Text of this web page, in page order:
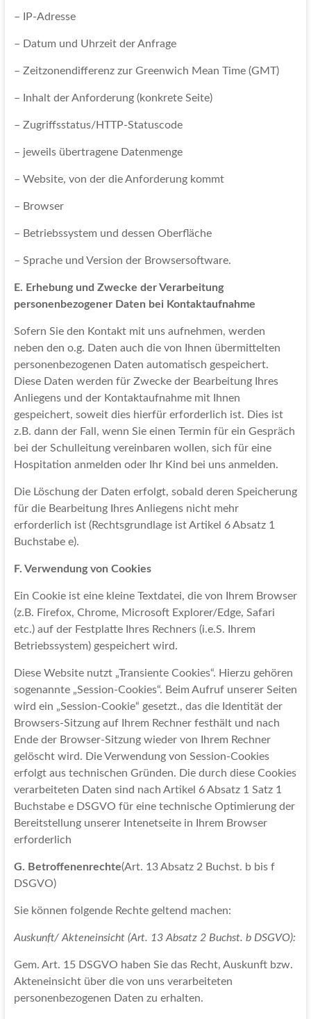
– IP-Adresse
– Datum und Uhrzeit der Anfrage
– Zeitzonendifferenz zur Greenwich Mean Time (GMT)
– Inhalt der Anforderung (konkrete Seite)
– Zugriffsstatus/HTTP-Statuscode
– jeweils übertragene Datenmenge
– Website, von der die Anforderung kommt
– Browser
– Betriebssystem und dessen Oberfläche
– Sprache und Version der Browsersoftware.
E. Erhebung und Zwecke der Verarbeitung
personenbezogener Daten bei Kontaktaufnahme
Sofern Sie den Kontakt mit uns aufnehmen, werden
neben den o.g. Daten auch die von Ihnen übermittelten
personenbezogenen Daten automatisch gespeichert.
Diese Daten werden für Zwecke der Bearbeitung Ihres
Anliegens und der Kontaktaufnahme mit Ihnen
gespeichert, soweit dies hierfür erforderlich ist. Dies ist
z.B. dann der Fall, wenn Sie einen Termin für ein Gespräch
bei der Schulleitung vereinbaren wollen, sich für eine
Hospitation anmelden oder Ihr Kind bei uns anmelden.
Die Löschung der Daten erfolgt, sobald deren Speicherung
für die Bearbeitung Ihres Anliegens nicht mehr
erforderlich ist (Rechtsgrundlage ist Artikel 6 Absatz 1
Buchstabe e).
F. Verwendung von Cookies
Ein Cookie ist eine kleine Textdatei, die von Ihrem Browser
(z.B. Firefox, Chrome, Microsoft Explorer/Edge, Safari
etc.) auf der Festplatte Ihres Rechners (i.e.S. Ihrem
Betriebssystem) gespeichert wird.
Diese Website nutzt „Transiente Cookies“. Hierzu gehören
sogenannte „Session-Cookies“. Beim Aufruf unserer Seiten
wird ein „Session-Cookie“ gesetzt., das die Identität der
Browsers-Sitzung auf Ihrem Rechner festhält und nach
Ende der Browser-Sitzung wieder von Ihrem Rechner
gelöscht wird. Die Verwendung von Session-Cookies
erfolgt aus technischen Gründen. Die durch diese Cookies
verarbeiteten Daten sind nach Artikel 6 Absatz 1 Satz 1
Buchstabe e DSGVO für eine technische Optimierung der
Bereitstellung unserer Intenetseite in Ihrem Browser
erforderlich
G. Betroffenenrechte(Art. 13 Absatz 2 Buchst. b bis f
DSGVO)
Sie können folgende Rechte geltend machen:
Auskunft/ Akteneinsicht (Art. 13 Absatz 2 Buchst. b DSGVO):
Gem. Art. 15 DSGVO haben Sie das Recht, Auskunft bzw.
Akteneinsicht über die von uns verarbeiteten
personenbezogenen Daten zu erhalten.